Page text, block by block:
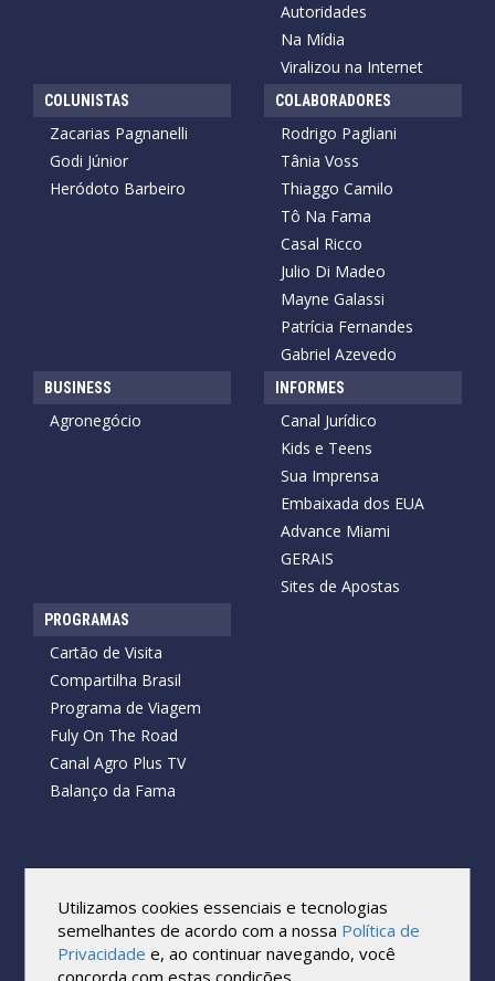
Autoridades
Na Mídia
Viralizou na Internet
COLUNISTAS
Zacarias Pagnanelli
Godi Júnior
Heródoto Barbeiro
COLABORADORES
Rodrigo Pagliani
Tânia Voss
Thiaggo Camilo
Tô Na Fama
Casal Ricco
Julio Di Madeo
Mayne Galassi
Patrícia Fernandes
Gabriel Azevedo
BUSINESS
Agronegócio
INFORMES
Canal Jurídico
Kids e Teens
Sua Imprensa
Embaixada dos EUA
Advance Miami
GERAIS
Sites de Apostas
PROGRAMAS
Cartão de Visita
Compartilha Brasil
Programa de Viagem
Fuly On The Road
Canal Agro Plus TV
Balanço da Fama
Todos os direitos reservados.
Reprodução no todo ou em parte sob qualquer forma ou meio,
sem expressa autorização por escrito do Cartão de Visita, é
proibida.
As marcas e imagens utilizadas no projeto são os direitos autorais
Utilizamos cookies essenciais e tecnologias
semelhantes de acordo com a nossa Política de
Privacidade e, ao continuar navegando, você
concorda com estas condições.